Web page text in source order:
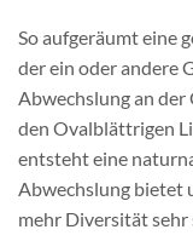
So aufgeräumt eine
der ein oder andere
Abwechslung an
den Ovalblättrigen
entsteht eine
Abwechslung bietet
mehr Diversität